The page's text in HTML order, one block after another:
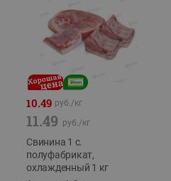
10.49 руб./кг
11.49 руб./кг
Свинина 1 с.
полуфабрикат,
охлажденный 1 кг